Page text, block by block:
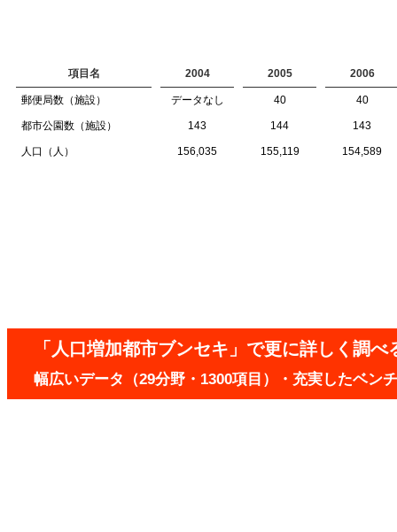
項目名 2004 2005 2006
郵便局数（施設） データなし 40 40
都市公園数（施設） 143 144 143
人口（人） 156,035 155,119 154,589
「人口増加都市ブンセキ」で更に詳しく調べ
幅広いデータ（29分野・1300項目）・充実したベン